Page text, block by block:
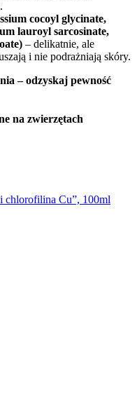
cocoyl glycinate,
lauroyl sarcosinate,
– delikatnie, ale
i nie podrażniają skóry.
– odzyskaj pewność
na zwierzętach